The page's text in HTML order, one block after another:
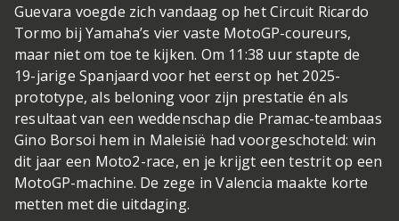
Guevara voegde zich vandaag op het Circuit Ricardo
Tormo bij Yamaha’s vier vaste MotoGP-coureurs,
maar niet om toe te kijken. Om 11:38 uur stapte de
19-jarige Spanjaard voor het eerst op het 2025-
prototype, als beloning voor zijn prestatie én als
resultaat van een weddenschap die Pramac-teambaas
Gino Borsoi hem in Maleisië had voorgeschoteld: win
dit jaar een Moto2-race, en je krijgt een testrit op een
MotoGP-machine. De zege in Valencia maakte korte
metten met die uitdaging.